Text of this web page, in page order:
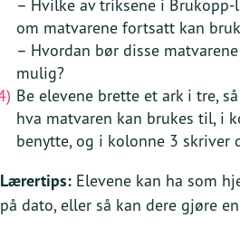
– Hvilke av triksene i
om matvarene fortsatt kan
– Hvordan bør disse
mulig?
Be elevene brette et ark i tre,
hva matvaren kan brukes til, i
benytte, og i kolonne 3 skriver
Lærertips: Elevene kan ha som
på dato, eller så kan dere gjøre